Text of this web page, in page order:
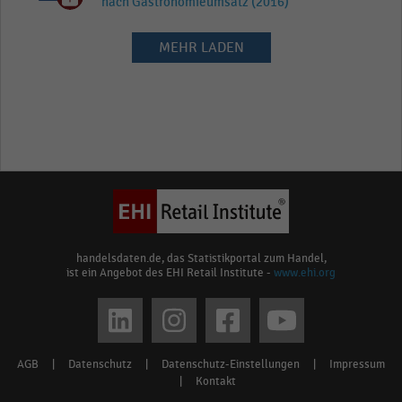
MEHR LADEN
handelsdaten.de, das Statistikportal zum Handel,
ist ein Angebot des EHI Retail Institute - www.ehi.org
Footer
AGB Datenschutz Datenschutz-Einstellungen
Impressum
Kontakt